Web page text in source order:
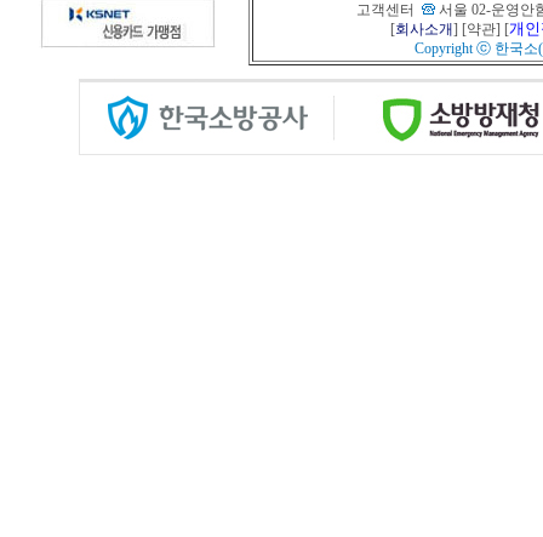
고객센터
서울 02-운영안
[회사소개] [약관] [개
Copyright ⓒ 한국소